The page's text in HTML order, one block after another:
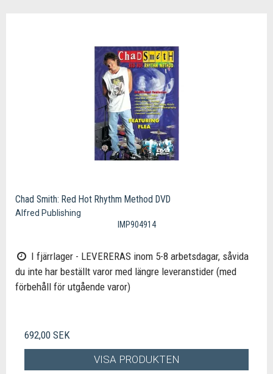
Chad Smith: Red Hot Rhythm Method DVD
Alfred Publishing
IMP904914
I fjärrlager - LEVERERAS inom 5-8 arbetsdagar, såvida
du inte har beställt varor med längre leveranstider (med
förbehåll för utgående varor)
692,00 SEK
VISA PRODUKTEN